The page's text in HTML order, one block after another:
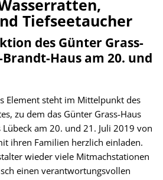
Tiefseetaucher
des Günter Grass-
Haus am 20. und
Element steht im Mittelpunkt des
zu dem das Günter Grass-Haus
am 20. und 21. Juli 2019 von
ihren Familien herzlich einladen.
wieder viele Mitmachstationen
einen verantwortungsvollen